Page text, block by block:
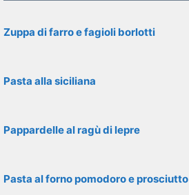
Zuppa di farro e fagioli borlotti
Pasta alla siciliana
Pappardelle al ragù di lepre
Pasta al forno pomodoro e prosciutto